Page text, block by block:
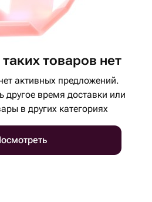
товаров нет
активных предложений.
другое время доставки или
в других категориях